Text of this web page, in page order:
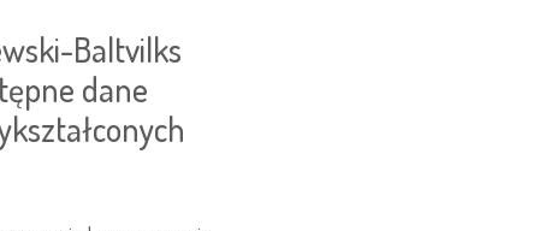
Baltvilks
dane